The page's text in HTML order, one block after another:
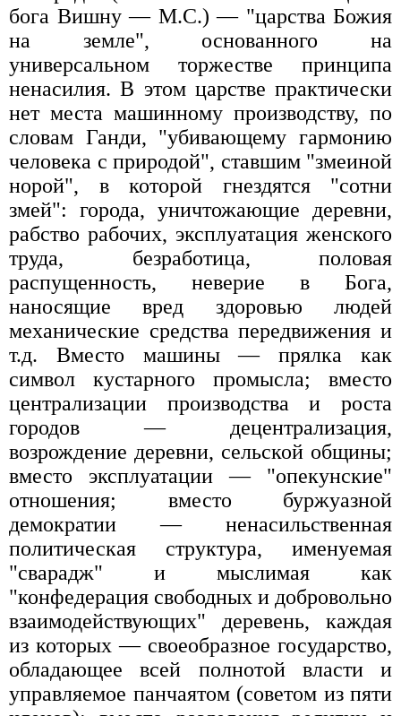
бога Вишну — М.С.) — "царства Божия
на земле", основанного на
универсальном торжестве принципа
ненасилия. В этом царстве практически
нет места машинному производству, по
словам Ганди, "убивающему гармонию
человека с природой", ставшим "змеиной
норой", в которой гнездятся "сотни
змей": города, уничтожающие деревни,
рабство рабочих, эксплуатация женского
труда, безработица, половая
распущенность, неверие в Бога,
наносящие вред здоровью людей
механические средства передвижения и
т.д. Вместо машины — прялка как
символ кустарного промысла; вместо
централизации производства и роста
городов — децентрализация,
возрождение деревни, сельской общины;
вместо эксплуатации — "опекунские"
отношения; вместо буржуазной
демократии — ненасильственная
политическая структура, именуемая
"сварадж" и мыслимая как
"конфедерация свободных и добровольно
взаимодействующих" деревень, каждая
из которых — своеобразное государство,
обладающее всей полнотой власти и
управляемое панчаятом (советом из пяти